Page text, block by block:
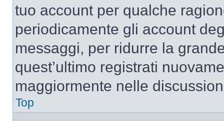
tuo account per qualche
periodicamente gli account
messaggi, per ridurre la
quest’ultimo registrati
maggiormente nelle
Top